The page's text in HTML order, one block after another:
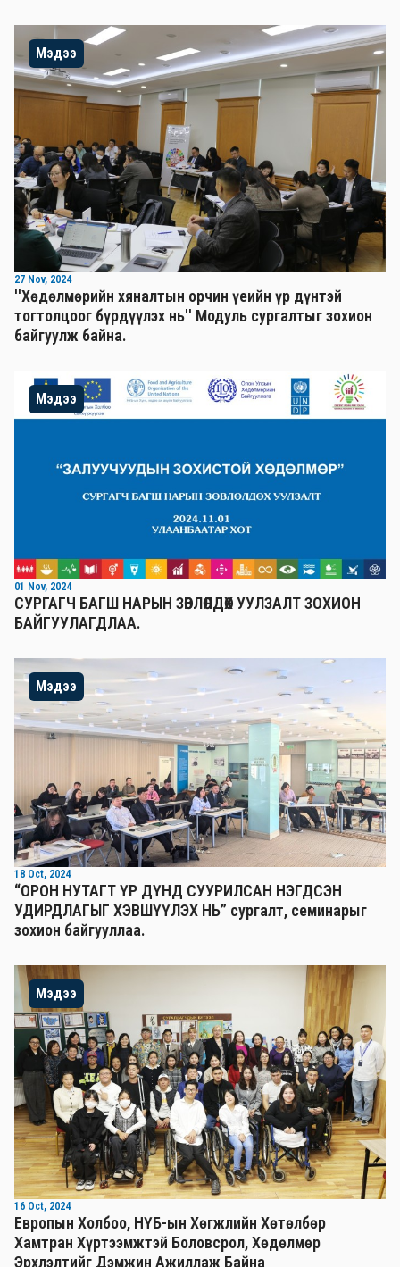
Мэдээ
27 Nov, 2024
''Хөдөлмөрийн хяналтын орчин үеийн үр дүнтэй
тогтолцоог бүрдүүлэх нь'' Mодуль сургалтыг зохион
байгуулж байна.
Мэдээ
01 Nov, 2024
СУРГАГЧ БАГШ НАРЫН ЗӨВЛӨЛДӨХ УУЛЗАЛТ ЗОХИОН
БАЙГУУЛАГДЛАА.
Мэдээ
18 Oct, 2024
“ОРОН НУТАГТ ҮР ДҮНД СУУРИЛСАН НЭГДСЭН
УДИРДЛАГЫГ ХЭВШҮҮЛЭХ НЬ” сургалт, семинарыг
зохион байгууллаа.
Мэдээ
16 Oct, 2024
Европын Холбоо, НҮБ-ын Хөгжлийн Хөтөлбөр
Хамтран Хүртээмжтэй Боловсрол, Хөдөлмөр
Эрхлэлтийг Дэмжин Ажиллаж Байна